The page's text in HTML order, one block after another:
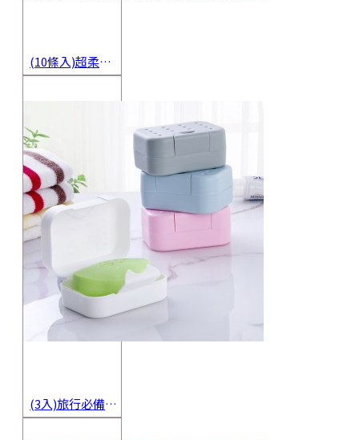
(10條入)超柔軟抹布 不沾油洗碗巾 多用途擦拭布
(3入)旅行必備密封香皂收納盒 方便攜帶防水海綿肥皂盒 香皂盒